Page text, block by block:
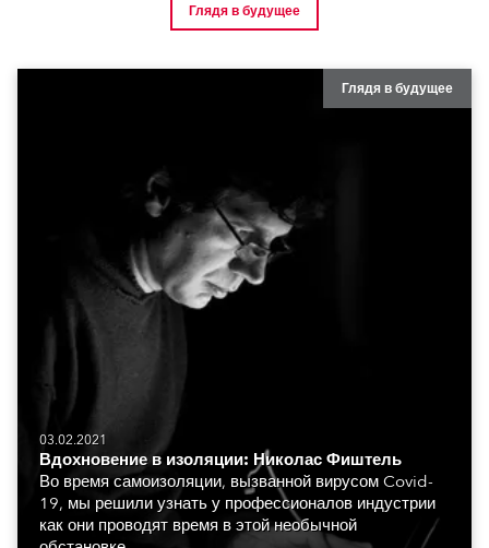
Глядя в будущее
Глядя в будущее
03.02.2021
Вдохновение в изоляции: Николас Фиштель
Во время самоизоляции, вызванной вирусом Covid-
19, мы решили узнать у профессионалов индустрии
как они проводят время в этой необычной